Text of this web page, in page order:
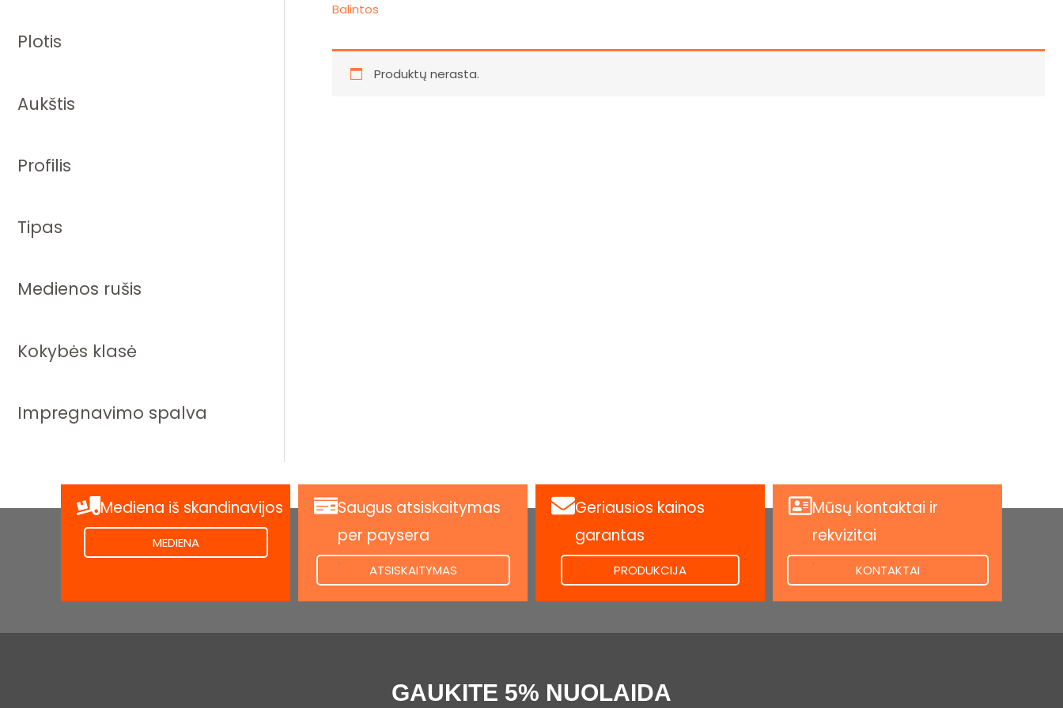
Plotis
Aukštis
Profilis
Tipas
Medienos rušis
Kokybės klasė
Impregnavimo spalva
Balintos
Produktų nerasta.
Mediena iš skandinavijos
.
MEDIENA
Saugus atsiskaitymas
per paysera
.
ATSISKAITYMAS
Geriausios kainos
garantas
.
PRODUKCIJA
Mūsų kontaktai ir
rekvizitai
.
KONTAKTAI
GAUKITE 5% NUOLAIDA